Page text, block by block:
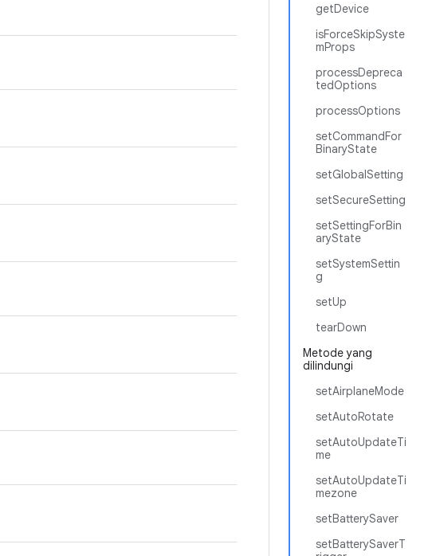
getDevice
isForceSkipSyste
mProps
processDepreca
tedOptions
processOptions
setCommandFor
BinaryState
setGlobalSetting
setSecureSetting
setSettingForBin
aryState
setSystemSettin
g
setUp
tearDown
Metode yang
dilindungi
setAirplaneMode
setAutoRotate
setAutoUpdateTi
me
setAutoUpdateTi
mezone
setBatterySaver
setBatterySaverT